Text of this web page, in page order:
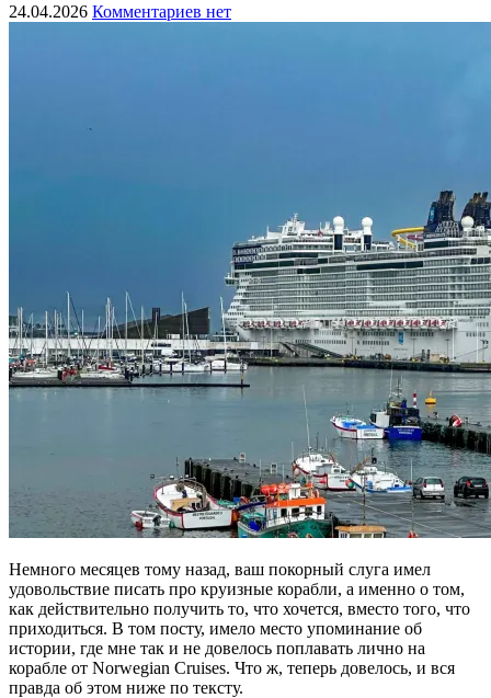
24.04.2026 Комментариев нет
Немного месяцев тому назад, ваш покорный слуга имел
удовольствие писать про круизные корабли, а именно о том,
как действительно получить то, что хочется, вместо того, что
приходиться. В том посту, имело место упоминание об
истории, где мне так и не довелось поплавать лично на
корабле от Norwegian Cruises. Что ж, теперь довелось, и вся
правда об этом ниже по тексту.